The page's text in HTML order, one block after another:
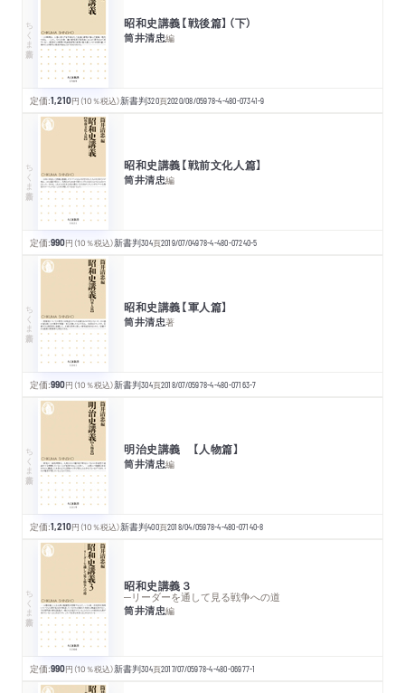
ちくま新書 昭和史講義【戦後篇】（下）
筒井清忠編
定価:1,210円 （10％税込）新書判320頁2020/08/05978-4-480-07341-9
ちくま新書 昭和史講義【戦前文化人篇】
筒井清忠編
定価:990円 （10％税込）新書判304頁2019/07/04978-4-480-07240-5
ちくま新書 昭和史講義【軍人篇】
筒井清忠著
定価:990円 （10％税込）新書判304頁2018/07/05978-4-480-07163-7
ちくま新書 明治史講義 【人物篇】
筒井清忠編
定価:1,210円 （10％税込）新書判400頁2018/04/05978-4-480-07140-8
ちくま新書 昭和史講義３
─リーダーを通して見る戦争への道
筒井清忠編
定価:990円 （10％税込）新書判304頁2017/07/05978-4-480-06977-1